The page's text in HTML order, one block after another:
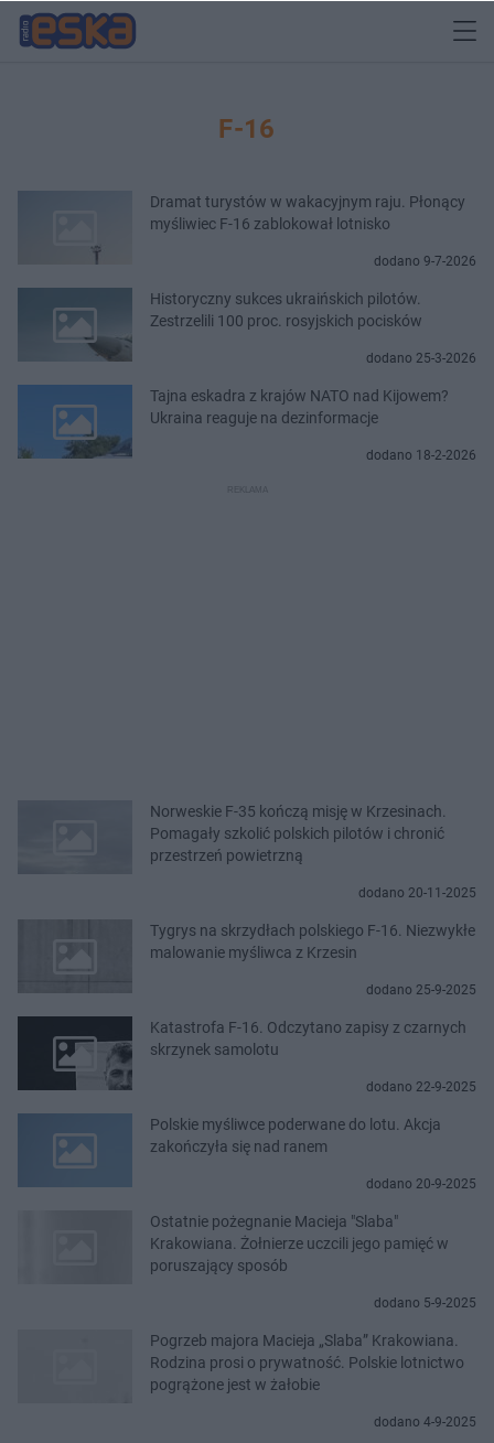
F-16
Dramat turystów w wakacyjnym raju. Płonący
myśliwiec F-16 zablokował lotnisko
dodano 9-7-2026
Historyczny sukces ukraińskich pilotów.
Zestrzelili 100 proc. rosyjskich pocisków
dodano 25-3-2026
Tajna eskadra z krajów NATO nad Kijowem?
Ukraina reaguje na dezinformacje
dodano 18-2-2026
Norweskie F-35 kończą misję w Krzesinach.
Pomagały szkolić polskich pilotów i chronić
przestrzeń powietrzną
dodano 20-11-2025
Tygrys na skrzydłach polskiego F-16. Niezwykłe
malowanie myśliwca z Krzesin
dodano 25-9-2025
Katastrofa F-16. Odczytano zapisy z czarnych
skrzynek samolotu
dodano 22-9-2025
Polskie myśliwce poderwane do lotu. Akcja
zakończyła się nad ranem
dodano 20-9-2025
Ostatnie pożegnanie Macieja "Slaba"
Krakowiana. Żołnierze uczcili jego pamięć w
poruszający sposób
dodano 5-9-2025
Pogrzeb majora Macieja „Slaba” Krakowiana.
Rodzina prosi o prywatność. Polskie lotnictwo
pogrążone jest w żałobie
dodano 4-9-2025